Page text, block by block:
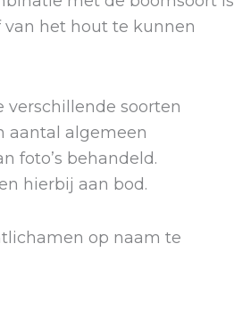
het hout te kunnen
soorten
aantal algemeen
foto’s behandeld.
hierbij aan bod.
op naam te